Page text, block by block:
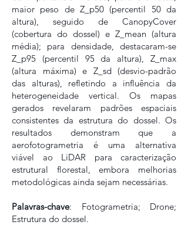
maior peso de Z_p50 (percentil 50 da
altura), seguido de CanopyCover
(cobertura do dossel) e Z_mean (altura
média); para densidade, destacaram-se
Z_p95 (percentil 95 da altura), Z_max
(altura máxima) e Z_sd (desvio-padrão
das alturas), refletindo a influência da
heterogeneidade vertical. Os mapas
gerados revelaram padrões espaciais
consistentes da estrutura do dossel. Os
resultados demonstram que a
aerofotogrametria é uma alternativa
viável ao LiDAR para caracterização
estrutural florestal, embora melhorias
metodológicas ainda sejam necessárias.
Palavras-chave: Fotogrametria; Drone;
Estrutura do dossel.